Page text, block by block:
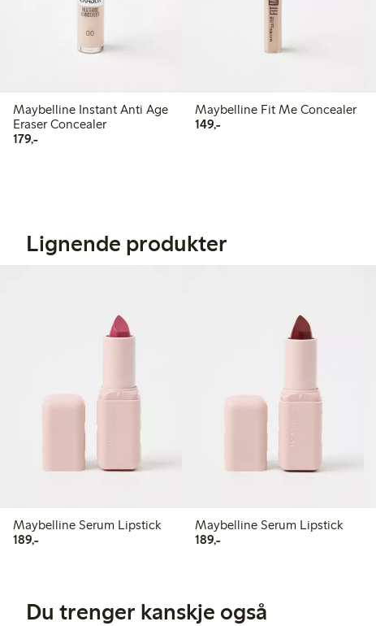
Maybelline Instant Anti Age
Eraser Concealer
179,-179,00 kr
Maybelline Fit Me Concealer
149,-149,00 kr
Lignende produkter
Maybelline Serum Lipstick
189,-189,00 kr
Maybelline Serum Lipstick
189,-189,00 kr
Du trenger kanskje også